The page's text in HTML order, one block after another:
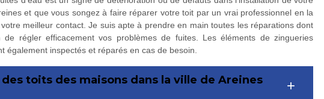
et que vous songez à faire réparer votre toit par un vrai professionnel en la
meilleur contact. Je suis apte à prendre en main toutes les réparations dont
régler efficacement vos problèmes de fuites. Les éléments de zingueries
également inspectés et réparés en cas de besoin.
toits des maisons dans la ville de Areines